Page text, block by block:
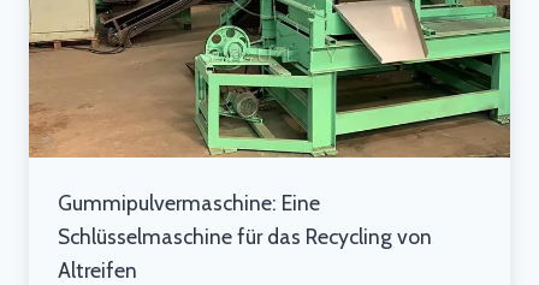
Gummipulvermaschine: Eine
Schlüsselmaschine für das Recycling von
Altreifen